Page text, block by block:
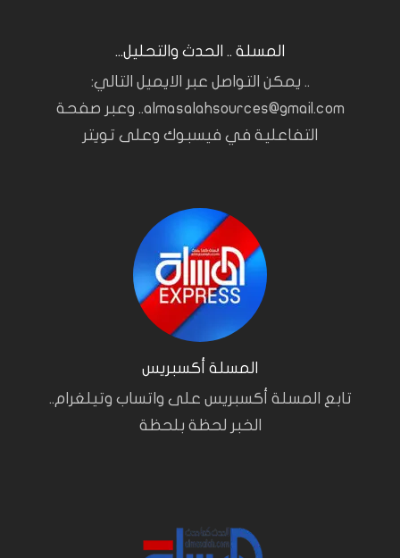
المسلة .. الحدث والتحليل...
.. يمكن التواصل عبر الايميل التالي:
almasalahsources@gmail.com.. وعبر صفحة
التفاعلية في فيسبوك وعلى تويتر
المسلة أكسبريس
تابع المسلة أكسبريس على واتساب وتيلغرام..
الخبر لحظة بلحظة